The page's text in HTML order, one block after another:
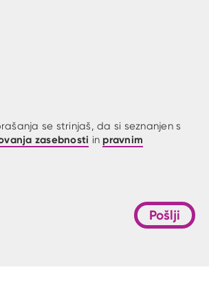
se strinjaš, da si seznanjen s
zasebnosti in pravnim
Pošlji